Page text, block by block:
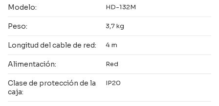
Modelo: HD-132M
Peso: 3,7 kg
Longitud del cable de red: 4 m
Alimentación: Red
Clase de protección de la
caja:
IP20